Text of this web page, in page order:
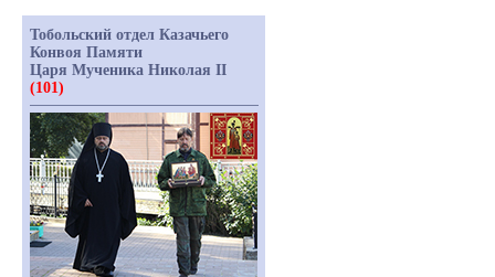
Тобольский отдел Казачьего
Конвоя Памяти
Царя Мученика Николая II
(101)